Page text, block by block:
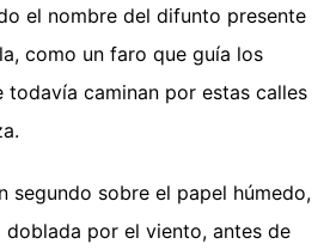
el nombre del difunto presente
como un faro que guía los
todavía caminan por estas calles
segundo sobre el papel húmedo,
doblada por el viento, antes de